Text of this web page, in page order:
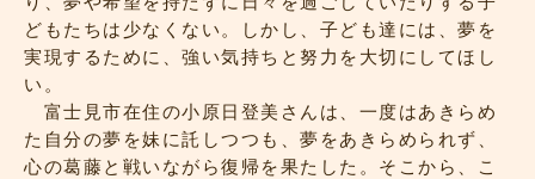
どもたちは少なくない。しかし、子ども達には、夢を
実現するために、強い気持ちと努力を大切にしてほし
い。
富士見市在住の小原日登美さんは、一度はあきらめ
た自分の夢を妹に託しつつも、夢をあきらめられず、
心の葛藤と戦いながら復帰を果たした。そこから、こ